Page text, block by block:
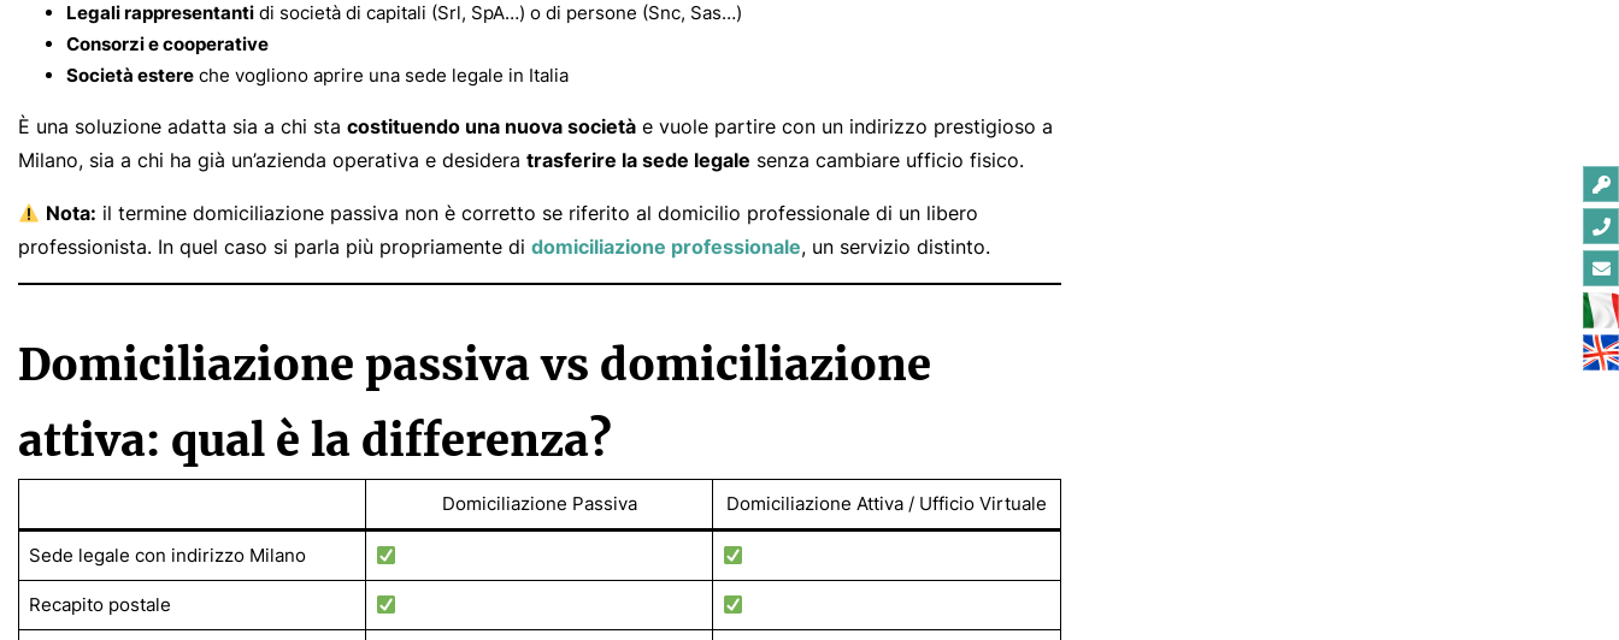
Legali rappresentanti di società di capitali (Srl, SpA…) o di persone (Snc, Sas…)
Consorzi e cooperative
Società estere che vogliono aprire una sede legale in Italia
È una soluzione adatta sia a chi sta costituendo una nuova società e vuole partire con un indirizzo prestigioso a
Milano, sia a chi ha già un’azienda operativa e desidera trasferire la sede legale senza cambiare ufficio fisico.
Nota: il termine domiciliazione passiva non è corretto se riferito al domicilio professionale di un libero
professionista. In quel caso si parla più propriamente di domiciliazione professionale, un servizio distinto.
Domiciliazione passiva vs domiciliazione
attiva: qual è la differenza?
Domiciliazione Passiva Domiciliazione Attiva / Ufficio Virtuale
Sede legale con indirizzo Milano
Recapito postale